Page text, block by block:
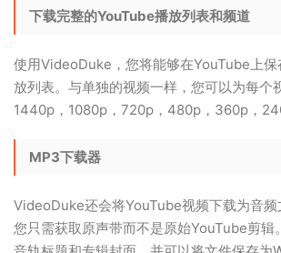
下载完整的YouTube播放列表和频道
使用VideoDuke，您将能够在YouTube上保
放列表。与单独的视频一样，您可以为每个
1440p，1080p，720p，480p，360p，
MP3下载器
VideoDuke还会将YouTube视频下载为音
您只需获取原声带而不是原始YouTube剪辑